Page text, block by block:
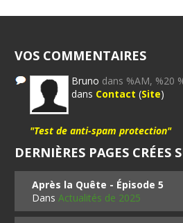
VOS COMMENTAIRES
Bruno dans %AM, %20
dans Contact (Site)
"Test de anti-spam protection"
DERNIÈRES PAGES CRÉES
Après la Quête - Épisode 5
DansActualités de 2025